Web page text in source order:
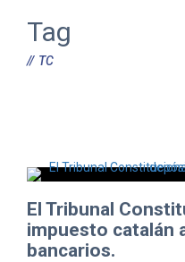
Tag
TC
El Tribunal
impuesto catalán
bancarios.